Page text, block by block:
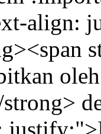
align: